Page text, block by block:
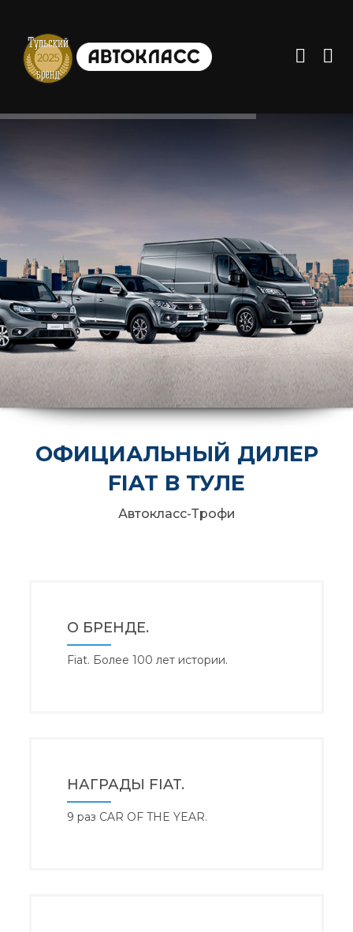
ОФИЦИАЛЬНЫЙ ДИЛЕР
FIAT В ТУЛЕ
Автокласс-Трофи
О БРЕНДЕ.
Fiat. Более 100 лет истории.
НАГРАДЫ FIAT.
9 раз CAR OF THE YEAR.